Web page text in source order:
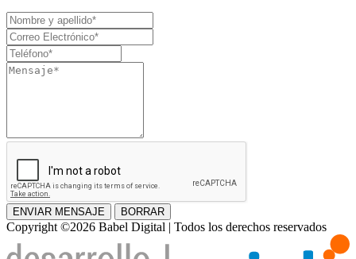
Nombre
y
apellido
Correo
Electrónico
Teléfono
Mensaje
ENVIAR MENSAJE BORRAR
Copyright ©2026 Babel Digital | Todos los derechos reservados